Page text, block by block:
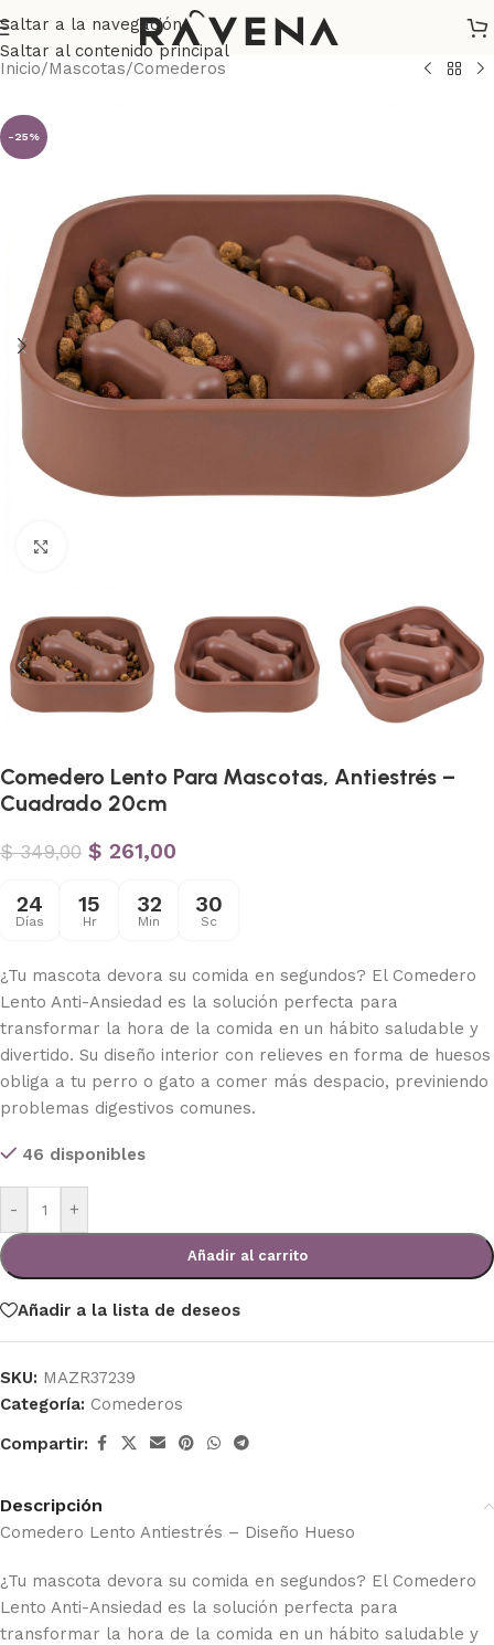
Saltar a la navegación
Saltar al contenido principal
Inicio/Mascotas/Comederos
-25%
Comedero Lento Para Mascotas, Antiestrés –
Cuadrado 20cm
$349,00 $ 261,00
24
Días
15
Hr
32
Min
29
Sc
¿Tu mascota devora su comida en segundos? El Comedero
Lento Anti-Ansiedad es la solución perfecta para
transformar la hora de la comida en un hábito saludable y
divertido. Su diseño interior con relieves en forma de huesos
obliga a tu perro o gato a comer más despacio, previniendo
problemas digestivos comunes.
46 disponibles
- +
Añadir al carrito
Añadir a la lista de deseos
SKU: MAZR37239
Categoría: Comederos
Compartir:
Descripción
Comedero Lento Antiestrés – Diseño Hueso
¿Tu mascota devora su comida en segundos? El Comedero
Lento Anti-Ansiedad es la solución perfecta para
transformar la hora de la comida en un hábito saludable y